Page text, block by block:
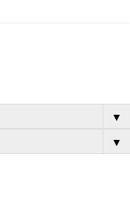
▼
▼